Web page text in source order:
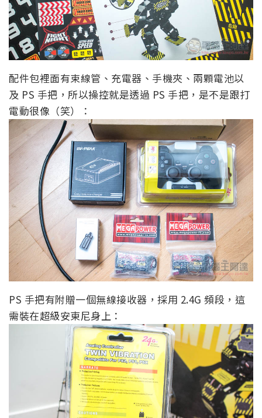
配件包裡面有束線管、充電器、手機夾、兩顆電池以
及 PS 手把，所以操控就是透過 PS 手把，是不是跟打
電動很像（笑）：
PS 手把有附贈一個無線接收器，採用 2.4G 頻段，這
需裝在超級安東尼身上：